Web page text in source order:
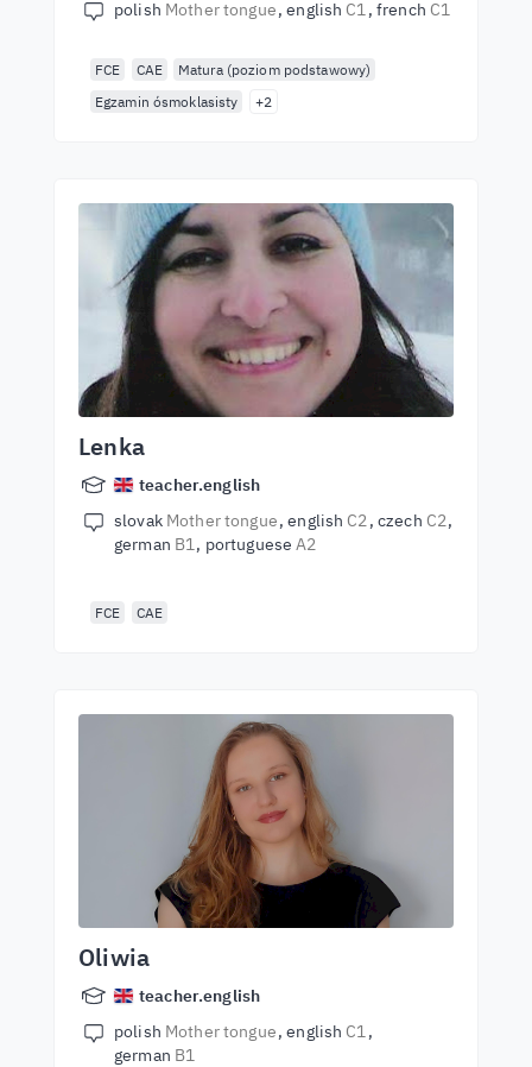
polish Mother tongue english C1 french C1
FCE CAE
Matura (poziom podstawowy)
Egzamin ósmoklasisty
+2
Lenka
teacher.english
slovak Mother tongue english C2 czech C2
german B1 portugueseA2
FCE CAE
Oliwia
teacher.english
polish Mother tongue english C1
german B1